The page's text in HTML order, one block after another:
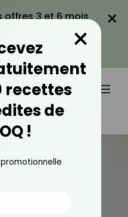
offres 3 et 6 mois
×
recettes
de
!
×